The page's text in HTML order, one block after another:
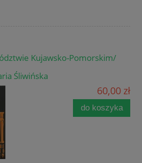
Kujawsko-Pomorskim/
Śliwińska
60,00 zł
do koszyka